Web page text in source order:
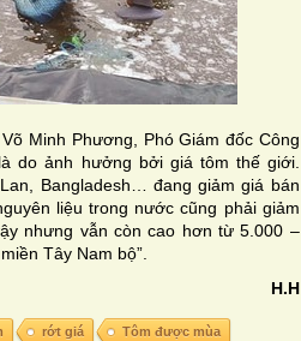
Minh Phương, Phó Giám đốc Công
do ảnh hưởng bởi giá tôm thế giới.
Bangladesh… đang giảm giá bán
liệu trong nước cũng phải giảm
nhưng vẫn còn cao hơn từ 5.000 –
Tây Nam bộ”.
H.H
rớt giá Tôm được mùa